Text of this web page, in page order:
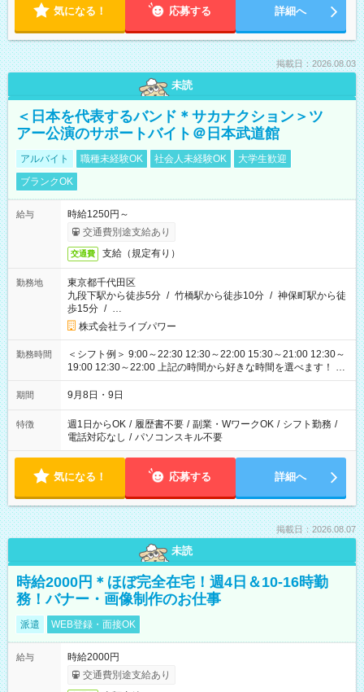
気になる！ 応募する 詳細へ
掲載日：2026.08.03
未読
＜日本を代表するバンド＊サカナクション＞ツ
アー公演のサポートバイト＠日本武道館
アルバイト 職種未経験OK 社会人未経験OK
大学生歓迎
ブランクOK
給与
時給1250円～
交通費別途支給あり
交通費 支給（規定有り）
勤務地
東京都千代田区
九段下駅から徒歩5分 / 竹橋駅から徒歩10分 / 神保町駅から徒
歩15分 / …
株式会社ライブパワー
勤務時間
＜シフト例＞ 9:00～22:30 12:30～22:00 15:30～21:00 12:30～
19:00 12:30～22:00 上記の時間から好きな時間を選べます！ ※
時間は変更となる可能性があります
期間 9月8日・9日
特徴 週1日からOK / 履歴書不要 / 副業・WワークOK / シフト勤務 /
電話対応なし / パソコンスキル不要
気になる！ 応募する 詳細へ
掲載日：2026.08.07
未読
時給2000円＊ほぼ完全在宅！週4日＆10-16時勤
務！バナー・画像制作のお仕事
派遣 WEB登録・面接OK
給与
時給2000円
交通費別途支給あり